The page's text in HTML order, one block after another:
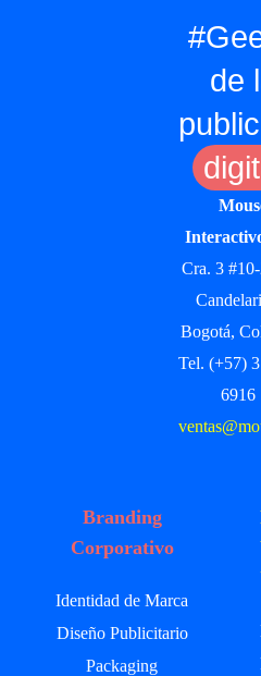
de
Cra. 3
Bogotá,
Tel. (+57)
6916
Branding
Corporativo
Identidad de Marca
Diseño Publicitario
Packaging